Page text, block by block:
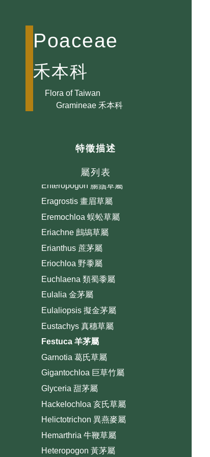
Poaceae
禾本科
Flora of Taiwan
Gramineae 禾本科
特徵描述
屬列表
Digitaria 馬唐屬
Dimeria 觿茅屬
Dinebra 彎穗草屬
Dinochloa 藤竹屬
Diplachne 雙稃草屬
Eleusine 穇屬
Elymus 批鹼草屬
Enteropogon 腸鬚草屬
Eragrostis 畫眉草屬
Eremochloa 蜈蚣草屬
Eriachne 鷓鴣草屬
Erianthus 蔗茅屬
Eriochloa 野黍屬
Euchlaena 類蜀黍屬
Eulalia 金茅屬
Eulaliopsis 擬金茅屬
Eustachys 真穗草屬
Festuca 羊茅屬
Garnotia 葛氏草屬
Gigantochloa 巨草竹屬
Glyceria 甜茅屬
Hackelochloa 亥氏草屬
Helictotrichon 異燕麥屬
Hemarthria 牛鞭草屬
Heteropogon 黃茅屬